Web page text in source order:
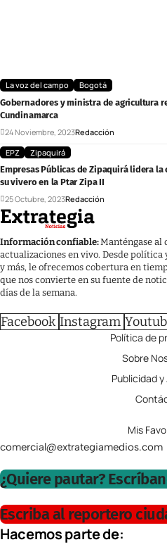
La voz del campo
Bogotá
Gobernadores y ministra de agricultura
Cundinamarca
24 Noviembre, 2023Redacción
EPZ
Zipaquirá
Empresas Públicas de Zipaquirá lidera
su vivero en la Ptar Zipa II
25 Octubre, 2023Redacción
Información confiable:Manténgase al
actualizaciones en vivo. Desde
y más, le ofrecemos cobertura en
que nos convierte en su fuente de
días de la semana.
Facebook Instagram
Política de
Sobre
Publicidad
Mis
comercial@extrategiamedios.com
¿Quiere pautar?
Escriba al reportero
Hacemos parte de: